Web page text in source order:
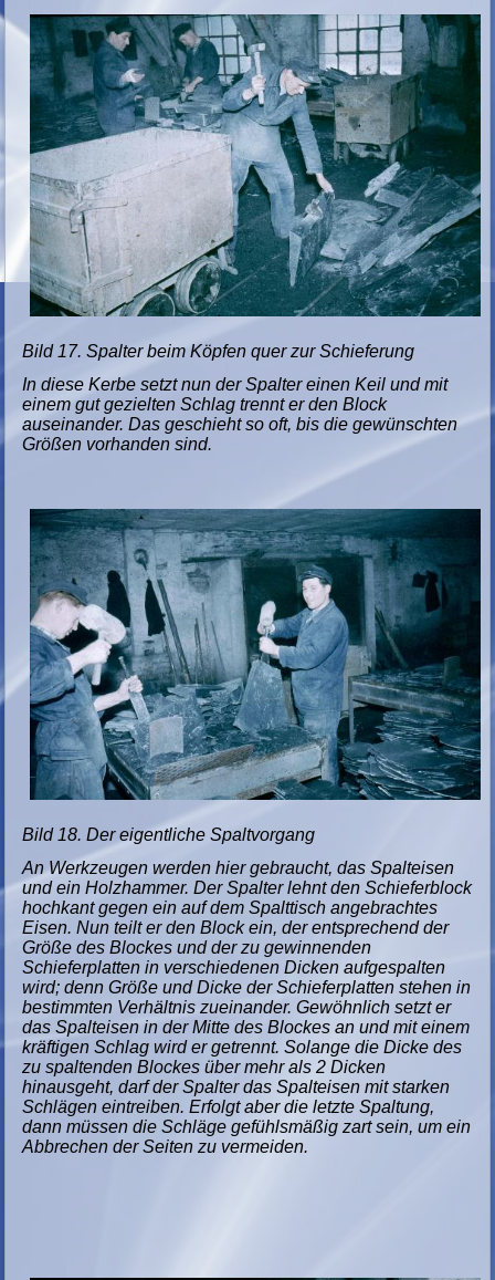
Bild 17. Spalter beim Köpfen quer zur Schieferung
In diese Kerbe setzt nun der Spalter einen Keil und mit
einem gut gezielten Schlag trennt er den Block
auseinander. Das geschieht so oft, bis die gewünschten
Größen vorhanden sind.
Bild 18. Der eigentliche Spaltvorgang
An Werkzeugen werden hier gebraucht, das Spalteisen
und ein Holzhammer. Der Spalter lehnt den Schieferblock
hochkant gegen ein auf dem Spalttisch angebrachtes
Eisen. Nun teilt er den Block ein, der entsprechend der
Größe des Blockes und der zu gewinnenden
Schieferplatten in verschiedenen Dicken aufgespalten
wird; denn Größe und Dicke der Schieferplatten stehen in
bestimmten Verhältnis zueinander. Gewöhnlich setzt er
das Spalteisen in der Mitte des Blockes an und mit einem
kräftigen Schlag wird er getrennt. Solange die Dicke des
zu spaltenden Blockes über mehr als 2 Dicken
hinausgeht, darf der Spalter das Spalteisen mit starken
Schlägen eintreiben. Erfolgt aber die letzte Spaltung,
dann müssen die Schläge gefühlsmäßig zart sein, um ein
Abbrechen der Seiten zu vermeiden.